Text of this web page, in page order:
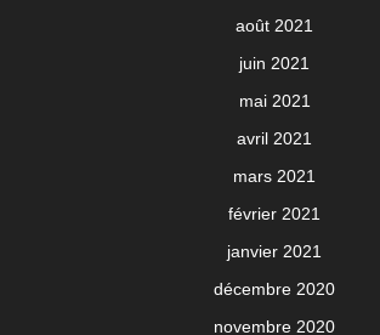
août 2021
juin 2021
mai 2021
avril 2021
mars 2021
février 2021
janvier 2021
décembre 2020
novembre 2020